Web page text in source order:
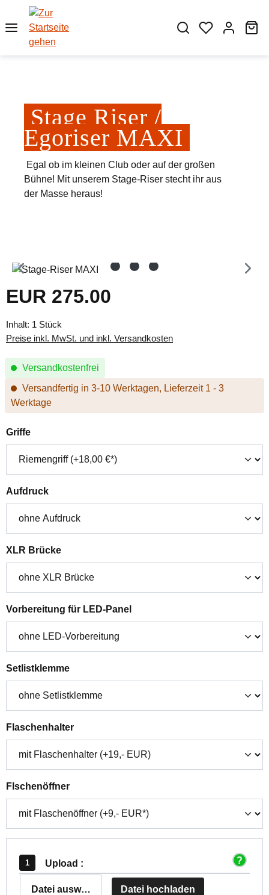
Zum Hauptinhalt springen
Stage Riser /
Egoriser MAXI
Egal ob im kleinen Club oder auf der großen
Bühne! Mit unserem Stage-Riser stecht ihr aus
der Masse heraus!
Bildergalerie überspringen
Regulärer Preis:
EUR 275.00
Inhalt: 1 Stück
Preise inkl. MwSt. und inkl. Versandkosten
Versandkostenfrei
Versandfertig in 3-10 Werktagen, Lieferzeit 1 - 3
Werktage
Griffeauswählen
Aufdruckauswählen
XLR Brückeauswählen
Vorbereitung für LED-Panelauswählen
Setlistklemmeauswählen
Flaschenhalterauswählen
Flschenöffnerauswählen
Upload :
Datei auswählen Datei hochladen